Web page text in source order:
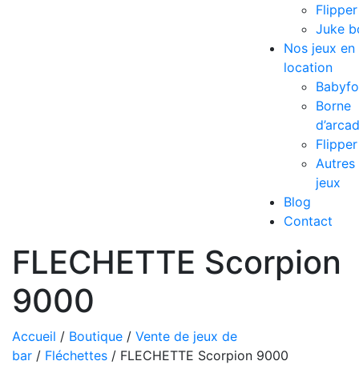
Flipper
Juke
Nos jeux en
location
Borne
Flipper
Autres
jeux
Blog
Contact
FLECHETTE Scorpion
9000
Accueil / Boutique / Vente de jeux de
bar / Fléchettes / FLECHETTE Scorpion 9000